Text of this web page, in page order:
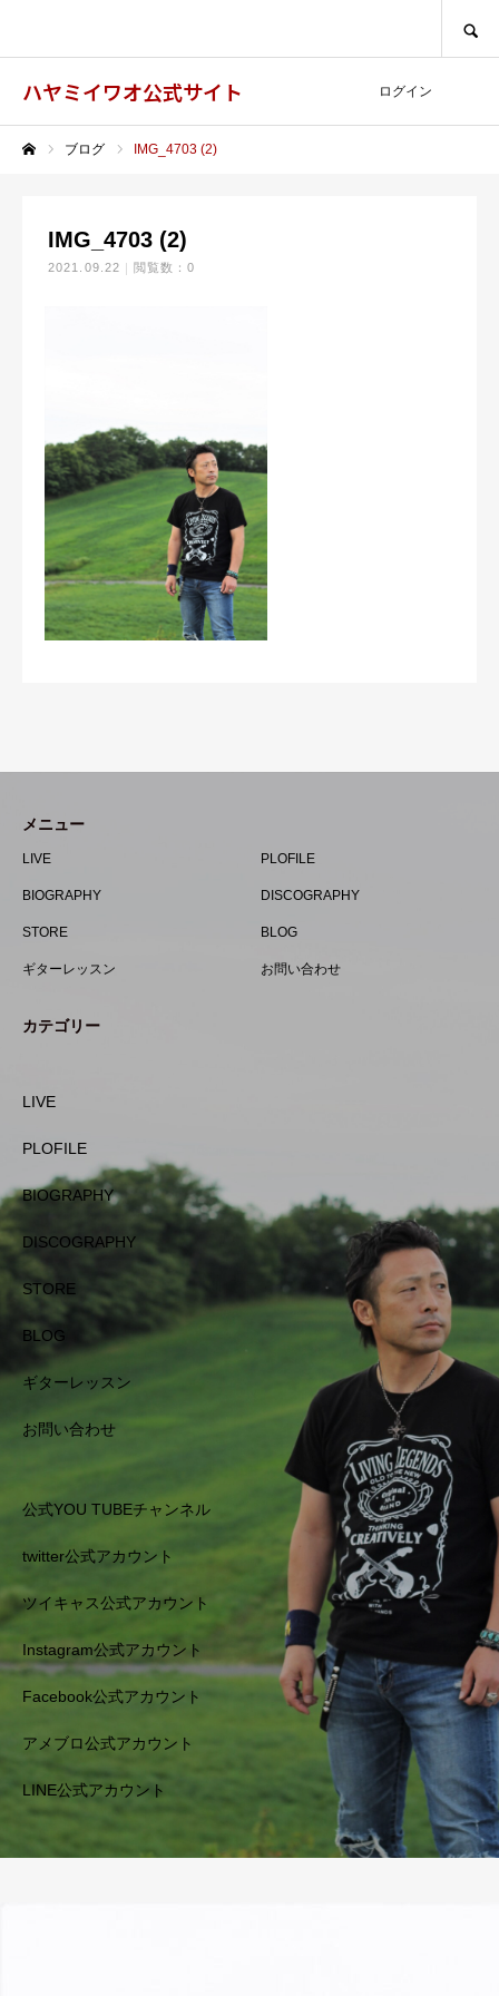
ハヤミイワオ公式サイト ログイン
ブログ IMG_4703 (2)
IMG_4703 (2)
2021.09.22 閲覧数：0
メニュー
LIVE PLOFILE
BIOGRAPHY DISCOGRAPHY
STORE BLOG
ギターレッスン お問い合わせ
カテゴリー
LIVE
PLOFILE
BIOGRAPHY
DISCOGRAPHY
STORE
BLOG
ギターレッスン
お問い合わせ
公式YOU TUBEチャンネル
twitter公式アカウント
ツイキャス公式アカウント
Instagram公式アカウント
Facebook公式アカウント
アメブロ公式アカウント
LINE公式アカウント